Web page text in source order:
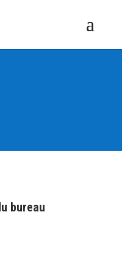
bureau